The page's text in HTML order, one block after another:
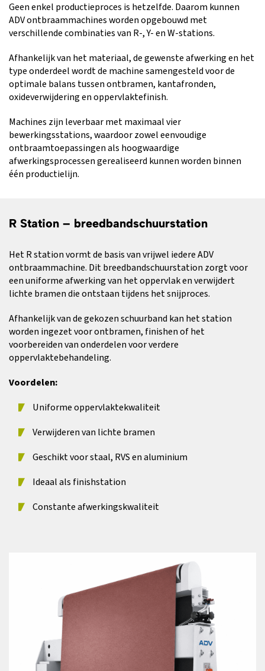
Geen enkel productieproces is hetzelfde. Daarom kunnen
ADV ontbraammachines worden opgebouwd met
verschillende combinaties van R-, Y- en W-stations.
Afhankelijk van het materiaal, de gewenste afwerking en het
type onderdeel wordt de machine samengesteld voor de
optimale balans tussen ontbramen, kantafronden,
oxideverwijdering en oppervlaktefinish.
Machines zijn leverbaar met maximaal vier
bewerkingsstations, waardoor zowel eenvoudige
ontbraamtoepassingen als hoogwaardige
afwerkingsprocessen gerealiseerd kunnen worden binnen
één productielijn.
R Station – breedbandschuurstation
Het R station vormt de basis van vrijwel iedere ADV
ontbraammachine. Dit breedbandschuurstation zorgt voor
een uniforme afwerking van het oppervlak en verwijdert
lichte bramen die ontstaan tijdens het snijproces.
Afhankelijk van de gekozen schuurband kan het station
worden ingezet voor ontbramen, finishen of het
voorbereiden van onderdelen voor verdere
oppervlaktebehandeling.
Voordelen:
Uniforme oppervlaktekwaliteit
Verwijderen van lichte bramen
Geschikt voor staal, RVS en aluminium
Ideaal als finishstation
Constante afwerkingskwaliteit